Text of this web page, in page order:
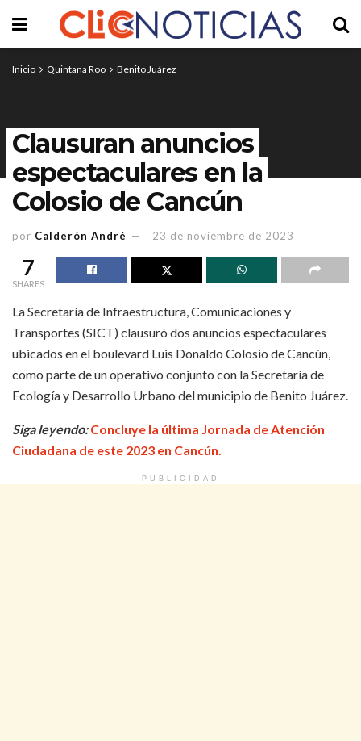
Inicio Quintana Roo Benito Juárez
Clausuran anuncios
espectaculares en la
Colosio de Cancún
por Calderón André 23 de noviembre de 2023
7
SHARES
La Secretaría de Infraestructura, Comunicaciones y
Transportes (SICT) clausuró dos anuncios espectaculares
ubicados en el boulevard Luis Donaldo Colosio de Cancún,
como parte de un operativo conjunto con la Secretaría de
Ecología y Desarrollo Urbano del municipio de Benito Juárez.
Siga leyendo:Concluye la última Jornada de Atención
Ciudadana de este 2023 en Cancún.
PUBLICIDAD